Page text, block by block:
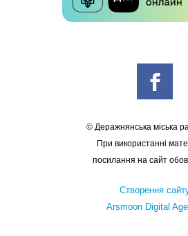
© Деражнянська міська
При використанні
посилання на сайт
Створення
Arsmoon Digital